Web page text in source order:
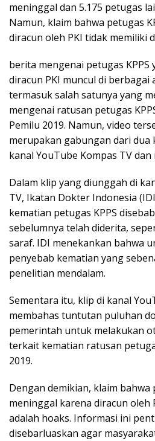
meninggal dan 5.175 petugas
Namun, klaim bahwa petugas
diracun oleh PKI tidak memiliki
berita mengenai petugas
diracun PKI muncul di berbagai
termasuk salah satunya yang
mengenai ratusan petugas
Pemilu 2019. Namun, video
merupakan gabungan dari dua
kanal YouTube Kompas TV dan
Dalam klip yang diunggah di
TV, Ikatan Dokter Indonesia
kematian petugas KPPS
sebelumnya telah diderita,
saraf. IDI menekankan bahwa
penyebab kematian yang
penelitian mendalam.
Sementara itu, klip di kanal
membahas tuntutan puluhan
pemerintah untuk melakukan
terkait kematian ratusan
2019.
Dengan demikian, klaim bahwa
meninggal karena diracun oleh
adalah hoaks. Informasi ini
disebarluaskan agar